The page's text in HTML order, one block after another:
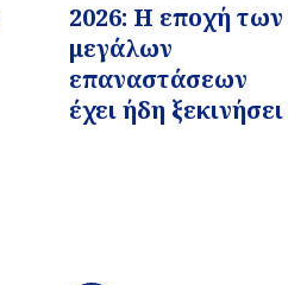
2026: Η εποχή των
μεγάλων
επαναστάσεων
έχει ήδη ξεκινήσει